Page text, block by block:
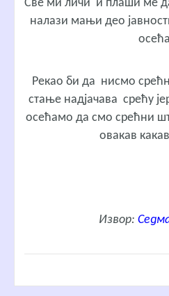
Све ми личи и плаши ме
налази мањи део
Рекао би да нисмо
стање надјачава срећу
осећамо да смо срећни
овакав
Извор: